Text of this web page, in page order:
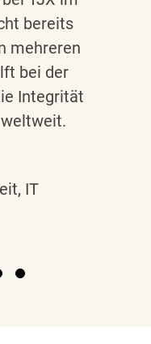
bereits
mehreren
bei der
Integrität
IT